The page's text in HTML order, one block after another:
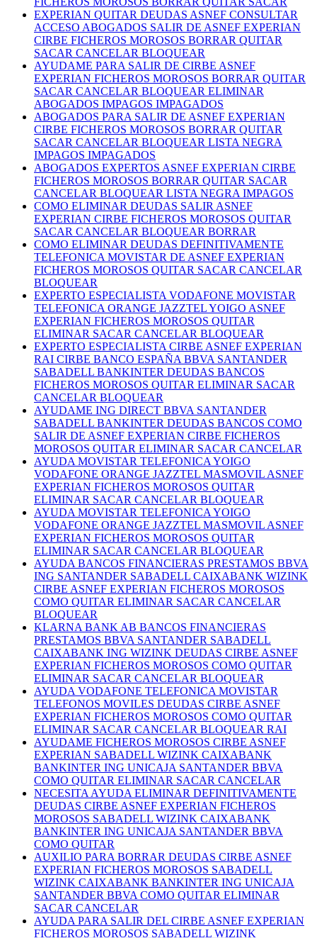
EXPERIAN QUITAR DEUDAS ASNEF CONSULTAR
ACCESO ABOGADOS SALIR DE ASNEF EXPERIAN
CIRBE FICHEROS MOROSOS BORRAR QUITAR
SACAR CANCELAR BLOQUEAR
AYUDAME PARA SALIR DE CIRBE ASNEF
EXPERIAN FICHEROS MOROSOS BORRAR QUITAR
SACAR CANCELAR BLOQUEAR ELIMINAR
ABOGADOS IMPAGOS IMPAGADOS
ABOGADOS PARA SALIR DE ASNEF EXPERIAN
CIRBE FICHEROS MOROSOS BORRAR QUITAR
SACAR CANCELAR BLOQUEAR LISTA NEGRA
IMPAGOS IMPAGADOS
ABOGADOS EXPERTOS ASNEF EXPERIAN CIRBE
FICHEROS MOROSOS BORRAR QUITAR SACAR
CANCELAR BLOQUEAR LISTA NEGRA IMPAGOS
COMO ELIMINAR DEUDAS SALIR ASNEF
EXPERIAN CIRBE FICHEROS MOROSOS QUITAR
SACAR CANCELAR BLOQUEAR BORRAR
COMO ELIMINAR DEUDAS DEFINITIVAMENTE
TELEFONICA MOVISTAR DE ASNEF EXPERIAN
FICHEROS MOROSOS QUITAR SACAR CANCELAR
BLOQUEAR
EXPERTO ESPECIALISTA VODAFONE MOVISTAR
TELEFONICA ORANGE JAZZTEL YOIGO ASNEF
EXPERIAN FICHEROS MOROSOS QUITAR
ELIMINAR SACAR CANCELAR BLOQUEAR
EXPERTO ESPECIALISTA CIRBE ASNEF EXPERIAN
RAI CIRBE BANCO ESPAÑA BBVA SANTANDER
SABADELL BANKINTER DEUDAS BANCOS
FICHEROS MOROSOS QUITAR ELIMINAR SACAR
CANCELAR BLOQUEAR
AYUDAME ING DIRECT BBVA SANTANDER
SABADELL BANKINTER DEUDAS BANCOS COMO
SALIR DE ASNEF EXPERIAN CIRBE FICHEROS
MOROSOS QUITAR ELIMINAR SACAR CANCELAR
AYUDA MOVISTAR TELEFONICA YOIGO
VODAFONE ORANGE JAZZTEL MASMOVIL ASNEF
EXPERIAN FICHEROS MOROSOS QUITAR
ELIMINAR SACAR CANCELAR BLOQUEAR
AYUDA MOVISTAR TELEFONICA YOIGO
VODAFONE ORANGE JAZZTEL MASMOVIL ASNEF
EXPERIAN FICHEROS MOROSOS QUITAR
ELIMINAR SACAR CANCELAR BLOQUEAR
AYUDA BANCOS FINANCIERAS PRESTAMOS BBVA
ING SANTANDER SABADELL CAIXABANK WIZINK
CIRBE ASNEF EXPERIAN FICHEROS MOROSOS
COMO QUITAR ELIMINAR SACAR CANCELAR
BLOQUEAR
KLARNA BANK AB BANCOS FINANCIERAS
PRESTAMOS BBVA SANTANDER SABADELL
CAIXABANK ING WIZINK DEUDAS CIRBE ASNEF
EXPERIAN FICHEROS MOROSOS COMO QUITAR
ELIMINAR SACAR CANCELAR BLOQUEAR
AYUDA VODAFONE TELEFONICA MOVISTAR
TELEFONOS MOVILES DEUDAS CIRBE ASNEF
EXPERIAN FICHEROS MOROSOS COMO QUITAR
ELIMINAR SACAR CANCELAR BLOQUEAR RAI
AYUDAME FICHEROS MOROSOS CIRBE ASNEF
EXPERIAN SABADELL WIZINK CAIXABANK
BANKINTER ING UNICAJA SANTANDER BBVA
COMO QUITAR ELIMINAR SACAR CANCELAR
NECESITA AYUDA ELIMINAR DEFINITIVAMENTE
DEUDAS CIRBE ASNEF EXPERIAN FICHEROS
MOROSOS SABADELL WIZINK CAIXABANK
BANKINTER ING UNICAJA SANTANDER BBVA
COMO QUITAR
AUXILIO PARA BORRAR DEUDAS CIRBE ASNEF
EXPERIAN FICHEROS MOROSOS SABADELL
WIZINK CAIXABANK BANKINTER ING UNICAJA
SANTANDER BBVA COMO QUITAR ELIMINAR
SACAR CANCELAR
AYUDA PARA SALIR DEL CIRBE ASNEF EXPERIAN
FICHEROS MOROSOS SABADELL WIZINK